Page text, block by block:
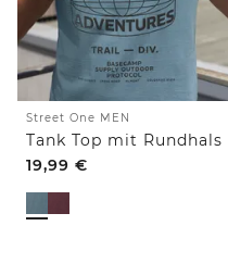
Street One MEN
19,99 €